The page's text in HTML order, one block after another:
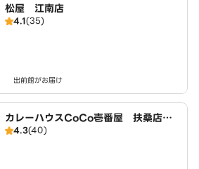
松屋 江南店
4.1(35)
出前館がお届け
カレーハウスCoCo壱番屋 扶桑店（S
D）
4.3(40)